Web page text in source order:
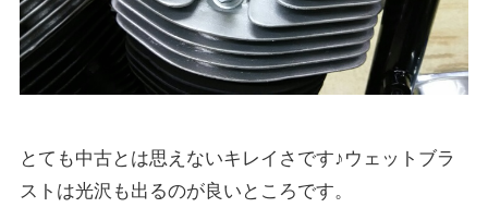
とても中古とは思えないキレイさです♪ウェットブラ
ストは光沢も出るのが良いところです。